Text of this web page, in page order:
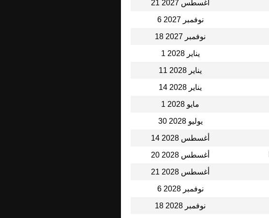
21 أغسطس 2027
6 نوفمبر 2027
18 نوفمبر 2027
1 يناير 2028
11 يناير 2028
14 يناير 2028
1 مايو 2028
30 يوليو 2028
14 أغسطس 2028
20 أغسطس 2028
21 أغسطس 2028
6 نوفمبر 2028
18 نوفمبر 2028